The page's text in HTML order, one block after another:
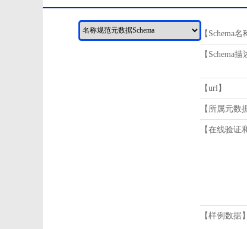
【Schema名
【Schema描
【url】
【所属元数
【在线验证
【样例数据】